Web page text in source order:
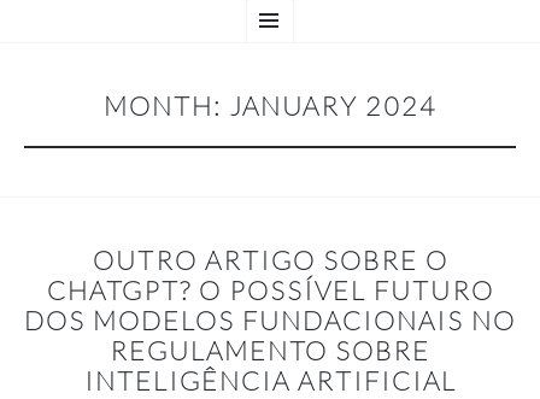
TO
MONTH: JANUARY 2024
OUTRO ARTIGO SOBRE O
CHATGPT? O POSSÍVEL FUTURO
DOS MODELOS FUNDACIONAIS NO
REGULAMENTO SOBRE
INTELIGÊNCIA ARTIFICIAL